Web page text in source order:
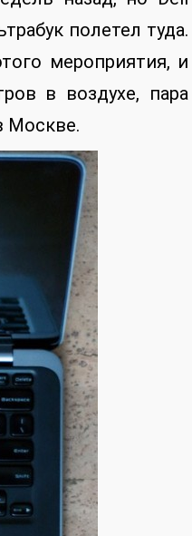
полетел туда.
мероприятия, и
в воздухе, пара
Москве.